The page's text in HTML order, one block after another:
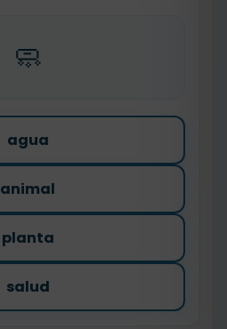
🧼
agua
animal
planta
salud